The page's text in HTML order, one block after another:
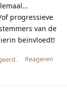
progressieve
van de
beïnvloedt!
Reageren